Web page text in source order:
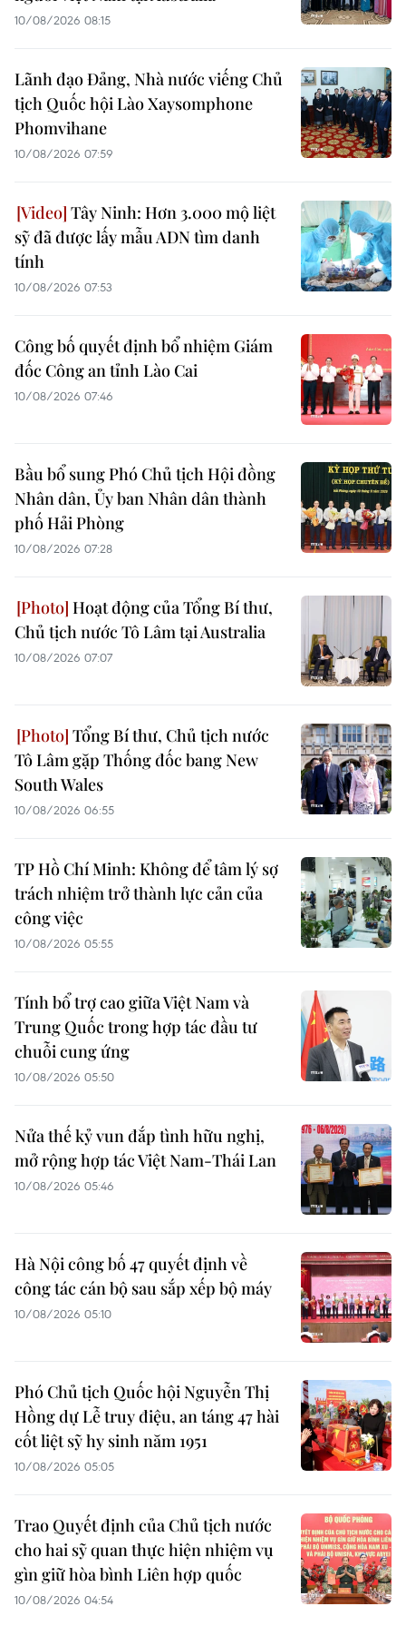
10/08/2026 08:15
Lãnh đạo Đảng, Nhà nước viếng Chủ
tịch Quốc hội Lào Xaysomphone
Phomvihane
10/08/2026 07:59
Tây Ninh: Hơn 3.000 mộ liệt
sỹ đã được lấy mẫu ADN tìm danh
tính
10/08/2026 07:53
Công bố quyết định bổ nhiệm Giám
đốc Công an tỉnh Lào Cai
10/08/2026 07:46
Bầu bổ sung Phó Chủ tịch Hội đồng
Nhân dân, Ủy ban Nhân dân thành
phố Hải Phòng
10/08/2026 07:28
Hoạt động của Tổng Bí thư,
Chủ tịch nước Tô Lâm tại Australia
10/08/2026 07:07
Tổng Bí thư, Chủ tịch nước
Tô Lâm gặp Thống đốc bang New
South Wales
10/08/2026 06:55
TP Hồ Chí Minh: Không để tâm lý sợ
trách nhiệm trở thành lực cản của
công việc
10/08/2026 05:55
Tính bổ trợ cao giữa Việt Nam và
Trung Quốc trong hợp tác đầu tư
chuỗi cung ứng
10/08/2026 05:50
Nửa thế kỷ vun đắp tình hữu nghị,
mở rộng hợp tác Việt Nam-Thái Lan
10/08/2026 05:46
Hà Nội công bố 47 quyết định về
công tác cán bộ sau sắp xếp bộ máy
10/08/2026 05:10
Phó Chủ tịch Quốc hội Nguyễn Thị
Hồng dự Lễ truy điệu, an táng 47 hài
cốt liệt sỹ hy sinh năm 1951
10/08/2026 05:05
Trao Quyết định của Chủ tịch nước
cho hai sỹ quan thực hiện nhiệm vụ
gìn giữ hòa bình Liên hợp quốc
10/08/2026 04:54